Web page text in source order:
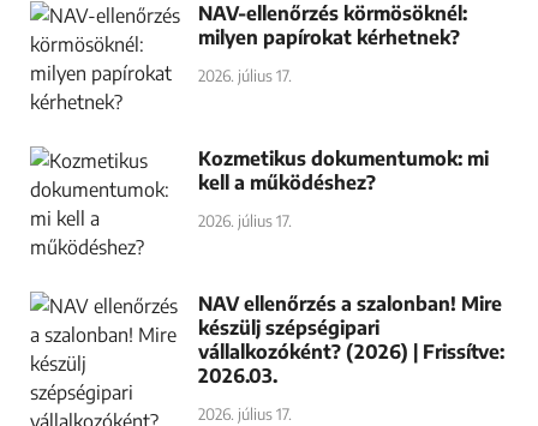
NAV-ellenőrzés körmösöknél:
milyen papírokat kérhetnek?
2026. július 17.
Kozmetikus dokumentumok: mi
kell a működéshez?
2026. július 17.
NAV ellenőrzés a szalonban! Mire
készülj szépségipari
vállalkozóként? (2026) | Frissítve:
2026.03.
2026. július 17.